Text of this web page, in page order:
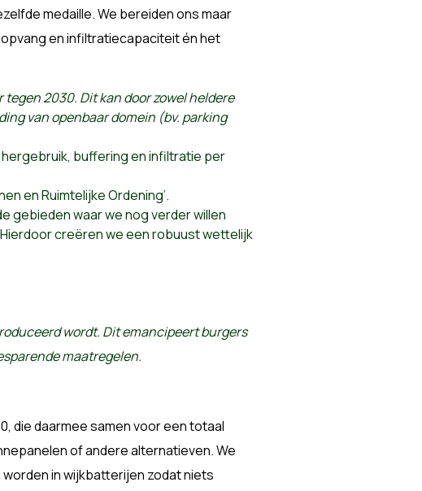
medaille. We bereiden ons maar
en infiltratiecapaciteit én het
tegen 2030. Dit kan door zowel heldere
van openbaar domein (bv. parking
hergebruik, buffering en infiltratie per
en Ruimtelijke Ordening’.
gebieden waar we nog verder willen
creëren we een robuust wettelijk
wordt. Dit emancipeert burgers
maatregelen.
die daarmee samen voor een totaal
of andere alternatieven. We
in wijkbatterijen zodat niets